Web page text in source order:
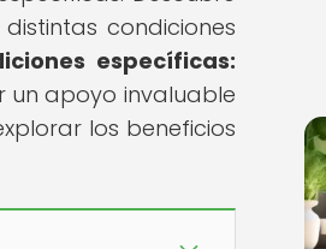
condiciones
específicas:
un apoyo invaluable
los beneficios